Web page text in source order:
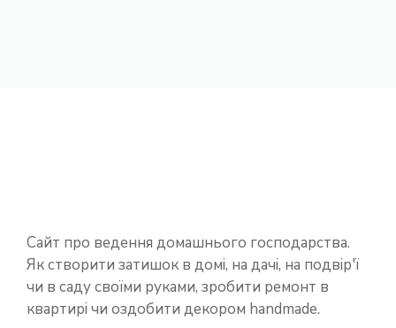
Сайт про ведення домашнього господарства.
Як створити затишок в домі, на дачі, на подвір'ї
чи в саду своїми руками, зробити ремонт в
квартирі чи оздобити декором handmade.